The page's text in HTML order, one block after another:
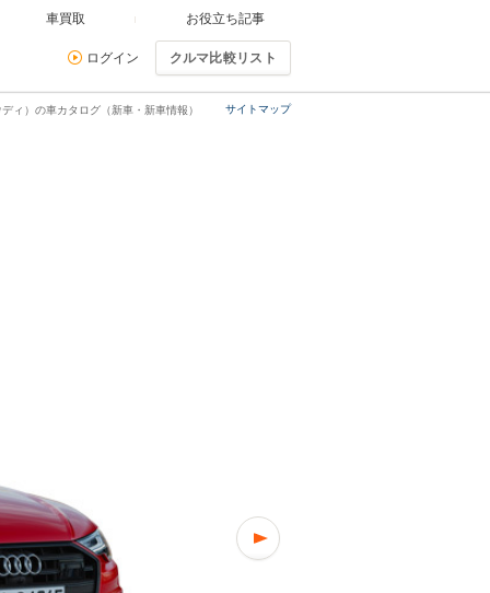
車買取 お役立ち記事
ログイン クルマ比較リスト
サイトマップ
ィ）の車カタログ（新車・新車情報）